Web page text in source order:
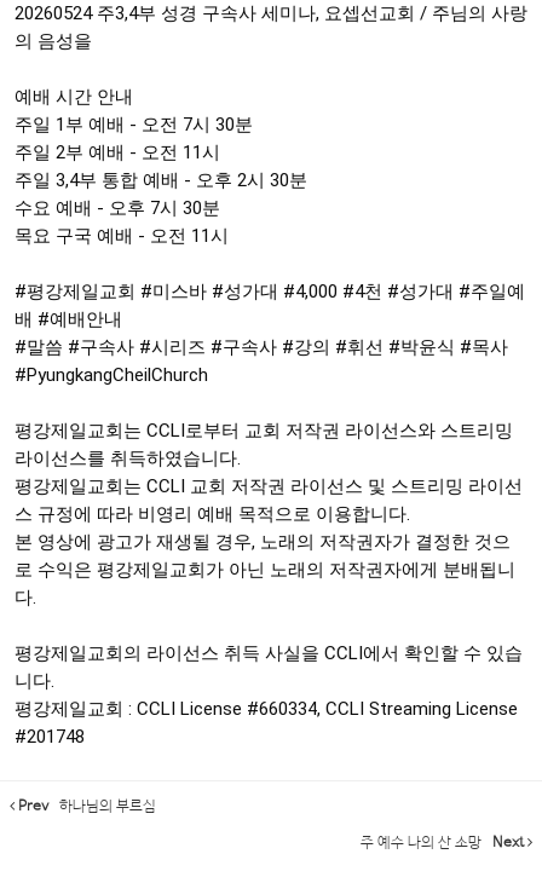
20260524 주3,4부 성경 구속사 세미나, 요셉선교회 / 주님의 사랑
의 음성을
예배 시간 안내
주일 1부 예배 - 오전 7시 30분
주일 2부 예배 - 오전 11시
주일 3,4부 통합 예배 - 오후 2시 30분
수요 예배 - 오후 7시 30분
목요 구국 예배 - 오전 11시
#평강제일교회 #미스바 #성가대 #4,000 #4천 #성가대 #주일예
배 #예배안내
#말씀 #구속사 #시리즈 #구속사 #강의 #휘선 #박윤식 #목사
#PyungkangCheilChurch
평강제일교회는 CCLI로부터 교회 저작권 라이선스와 스트리밍
라이선스를 취득하였습니다.
평강제일교회는 CCLI 교회 저작권 라이선스 및 스트리밍 라이선
스 규정에 따라 비영리 예배 목적으로 이용합니다.
본 영상에 광고가 재생될 경우, 노래의 저작권자가 결정한 것으
로 수익은 평강제일교회가 아닌 노래의 저작권자에게 분배됩니
다.
평강제일교회의 라이선스 취득 사실을 CCLI에서 확인할 수 있습
니다.
평강제일교회 : CCLI License #660334
#201748
Prev 하나님의 부르심
주 예수 나의 산 소망 Next